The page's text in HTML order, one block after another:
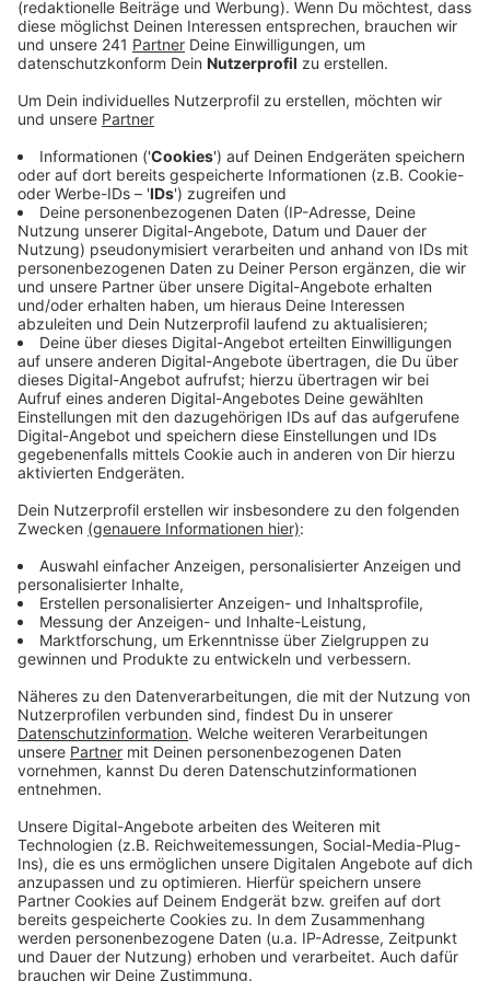
Anzeige
Anzeige
Auto- und Fahrradfahrer stießen zusammen
Anzeige
In Hellenthal-Udenbreth, am weißen Stein, hat es am
Freitagvormittag (11. Oktober) einen tödlichen Unfall
gegeben. Nach ersten Angaben der Polizei ist ein
Fahrradfahrer mit einem Auto zusammengestoßen und
dabei ums Leben gekommen. Laut einem
Polizeisprecher waren das Auto mit belgischem
Kennzeichen und der Fahrradfahrer nach ersten
Erkenntnissen in dieselbe Richtung unterwegs. Der
Autofahrer soll den Fahrradfahrer überholt
haben, heißt es von der Polizei.
Das Problem: Es gab
vor Ort keine unabhängigen Zeugen des Unfalls. Das
sichern. Diese Arbeiten werden voraussichtlich bis in
den Nachmittag andauern. Solange bleibt die L110 am
weißen Stein in beiden Richtungen gesperrt. Auch
Kräfte der belgischen Polizei sind im Einsatz, um die
Fahrbahn in Richtung Belgien abzusperren.
Anzeige
Anzeige